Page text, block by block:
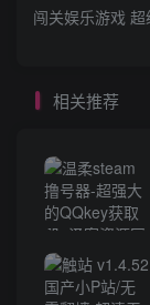
闯关娱乐游戏
相关推荐